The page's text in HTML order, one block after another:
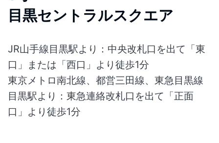
目黒セントラルスクエア
JR山手線目黒駅より：中央改札口を出て「東
口」または「西口」より徒歩1分
東京メトロ南北線、都営三田線、東急目黒線
目黒駅より：東急連絡改札口を出て「正面
口」より徒歩1分